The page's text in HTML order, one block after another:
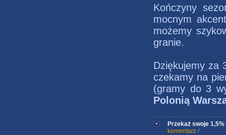
Kończyny
mocnym
możemy
granie.
Dziękujemy za
czekamy na
(gramy do 3
Polonią
Przekaż swoje
komentarz /